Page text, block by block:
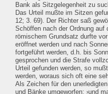
Bank als Sitzgelegenheit zu
Das Urteil mußte im Sitzen
12; 3. 69). Der Richter saß
Schöffen nach der Ordnung
römischem Grundsatz durfte
eröffnet werden und nach
fortgeführt werden, d.h. bis
gesprochen und die Strafe
Urteil gefunden werden, so
werden, woraus sich oft eine
Als Zeichen für den
und Bänke umgeworfen: ›und